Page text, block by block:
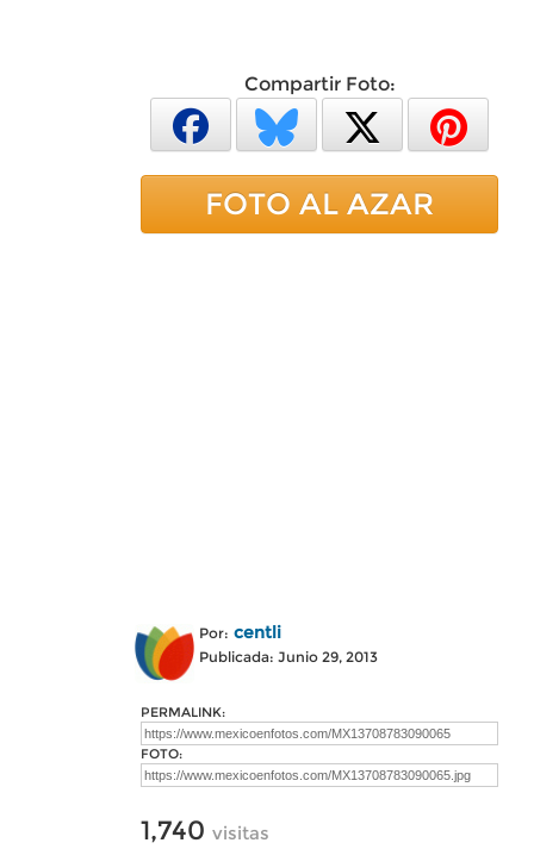
Compartir Foto:
FOTO AL AZAR
Por: centli
Publicada: Junio 29, 2013
PERMALINK:
FOTO:
1,740 visitas